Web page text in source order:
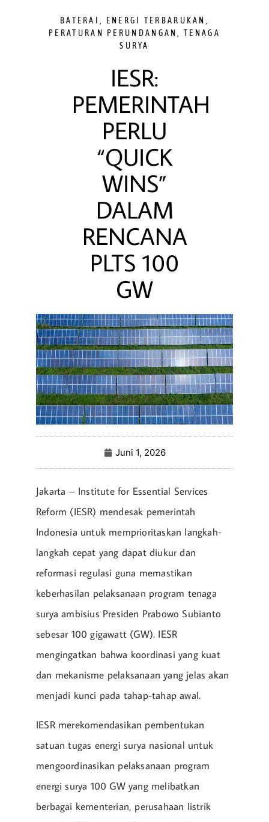
BATERAI ENERGI TERBARUKAN
PERATURAN PERUNDANGAN
,TENAGA
SURYA
IESR:
PEMERINTAH
PERLU
“QUICK
WINS”
DALAM
RENCANA
PLTS 100
GW
Juni 1, 2026
Jakarta – Institute for Essential Services
Reform (IESR) mendesak pemerintah
Indonesia untuk memprioritaskan langkah-
langkah cepat yang dapat diukur dan
reformasi regulasi guna memastikan
keberhasilan pelaksanaan program tenaga
surya ambisius Presiden Prabowo Subianto
sebesar 100 gigawatt (GW). IESR
mengingatkan bahwa koordinasi yang kuat
dan mekanisme pelaksanaan yang jelas akan
menjadi kunci pada tahap-tahap awal.
IESR merekomendasikan pembentukan
satuan tugas energi surya nasional untuk
mengoordinasikan pelaksanaan program
energi surya 100 GW yang melibatkan
berbagai kementerian, perusahaan listrik